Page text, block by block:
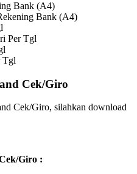
Bank (A4)
Bank (A4)
Per Tgl
Tgl
Cek/Giro
Cek/Giro, silahkan download
Giro :